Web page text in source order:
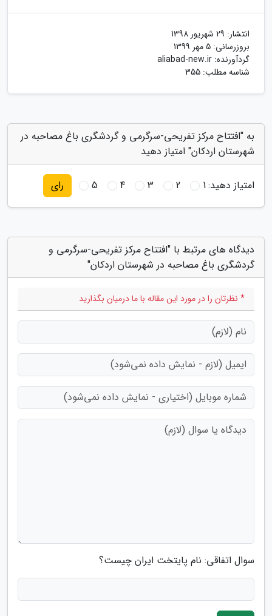
انتشار: 29 شهریور 1398
بروزرسانی: 5 مهر 1399
گردآورنده: aliabad-new.ir
شناسه مطلب: 355
به "افتتاح مرکز تفریحی-سرگرمی و گردشگری باغ مصاحبه در
شهرستان اردکان" امتیاز دهید
امتیاز دهید:1
2
3
4
5 رای
دیدگاه های مرتبط با "افتتاح مرکز تفریحی-سرگرمی و
گردشگری باغ مصاحبه در شهرستان اردکان"
* نظرتان را در مورد این مقاله با ما درمیان بگذارید
سوال اتفاقی: نام پایتخت ایران چیست؟